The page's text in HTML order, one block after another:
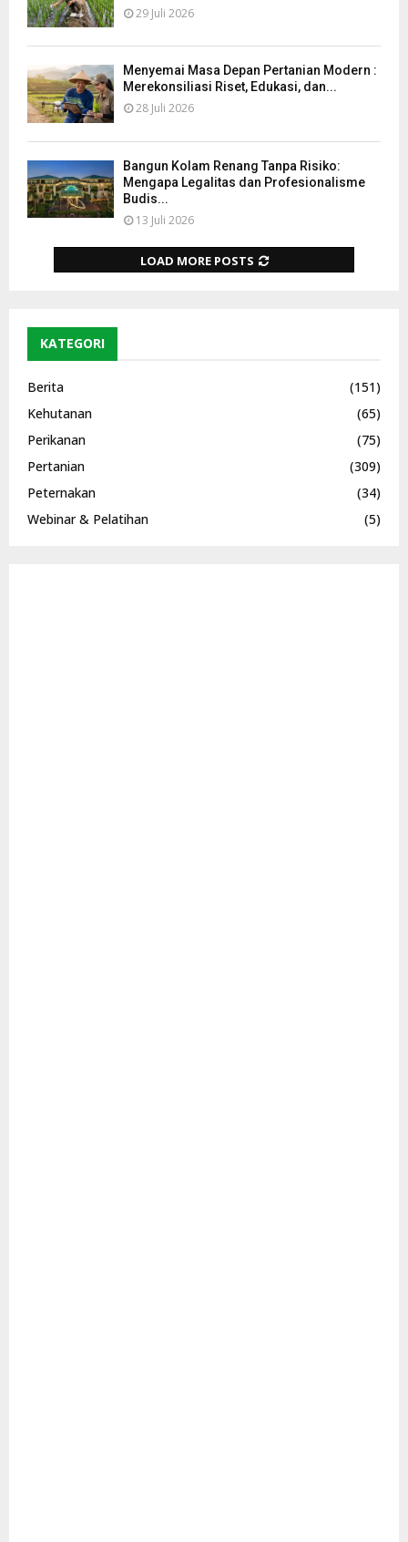
29 Juli 2026
Menyemai Masa Depan Pertanian Modern :
Merekonsiliasi Riset, Edukasi, dan...
28 Juli 2026
Bangun Kolam Renang Tanpa Risiko:
Mengapa Legalitas dan Profesionalisme
Budis...
13 Juli 2026
LOAD MORE POSTS
KATEGORI
Berita
(151)
Kehutanan
(65)
Perikanan
(75)
Pertanian
(309)
Peternakan
(34)
Webinar & Pelatihan
(5)